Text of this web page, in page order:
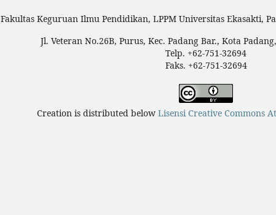
Fakultas Keguruan Ilmu Pendidikan, LPPM Universitas Ekasakti,
Jl. Veteran No.26B, Purus, Kec. Padang Bar., Kota
Telp. +62-751-32694
Faks. +62-751-32694
Creation is distributed below Lisensi Creative Commons